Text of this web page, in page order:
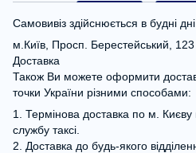
Самовивіз здійснюється в будні
м.Київ, Просп. Берестейський, 123
Доставка
Також Ви можете оформити
точки України різними способами:
1. Термінова доставка по м.
службу таксі.
2. Доставка до будь-якого